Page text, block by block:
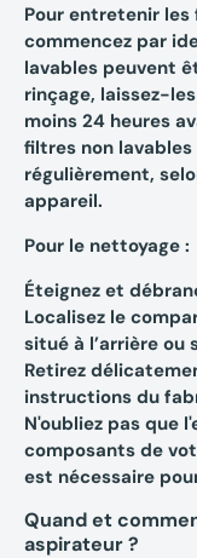
Pour entretenir
commencez par
lavables peuvent
rinçage, laissez-
moins 24 heures
filtres non lavables
régulièrement,
appareil.
Pour le nettoyage :
Éteignez et
Localisez le
situé à l’arrière ou
Retirez
instructions du
N'oubliez pas que
composants de
est nécessaire
Quand et
aspirateur ?